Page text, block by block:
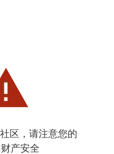
区，请注意您的
产安全